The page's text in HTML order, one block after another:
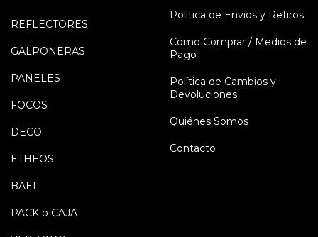
REFLECTORES
GALPONERAS
PANELES
FOCOS
DECO
ETHEOS
BAEL
PACK o CAJA
Política de Envios y Retiros
Cómo Comprar / Medios de
Pago
Política de Cambios y
Devoluciones
Quiénes Somos
Contacto